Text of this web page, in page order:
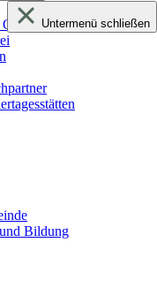
Untermenü schließen
netBIB24
Bildung